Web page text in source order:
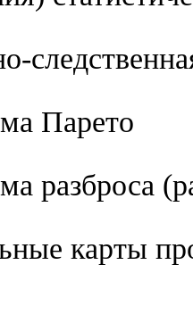
Парето
разброса
карты